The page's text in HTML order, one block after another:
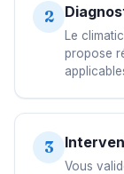
2
Le
propose
3
Vous